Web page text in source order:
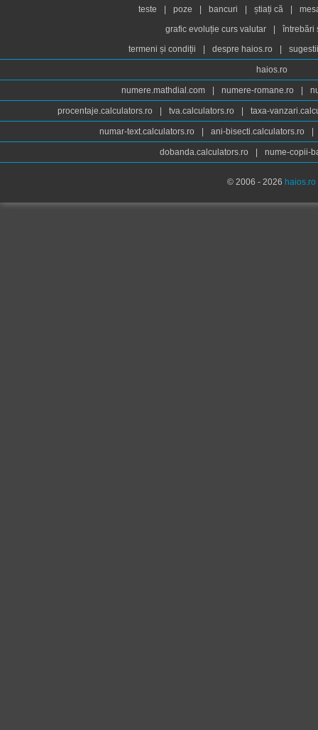
teste poze bancuri știați că
grafic evoluție curs valutar
întrebări
termeni și condiții
despre haios.ro
haios.ro
numere.mathdial.com numere-romane.ro
procentaje.calculators.ro tva.calculators.ro taxa-
numar-text.calculators.ro ani-bisecti.calculators.ro
dobanda.calculators.ro nume-copii-
© 2006 - 2026 haios.ro